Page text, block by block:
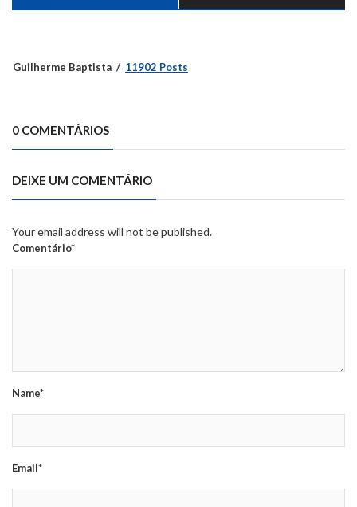
Guilherme Baptista 11902 Posts
0 COMENTÁRIOS
DEIXE UM COMENTÁRIO
Your email address will not be published.
Comentário*
Name*
Email*